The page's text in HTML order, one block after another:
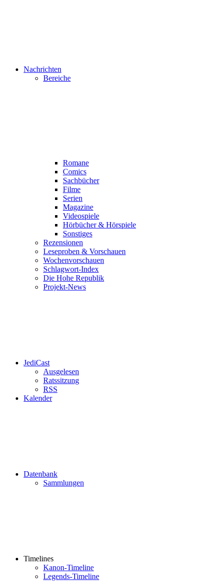
Nachrichten
Bereiche
Romane
Comics
Sachbücher
Filme
Serien
Magazine
Videospiele
Hörbücher & Hörspiele
Sonstiges
Rezensionen
Leseproben & Vorschauen
Wochenvorschauen
Schlagwort-Index
Die Hohe Republik
Projekt-News
JediCast
Ausgelesen
Ratssitzung
RSS
Kalender
Datenbank
Sammlungen
Timelines
Kanon-Timeline
Legends-Timeline